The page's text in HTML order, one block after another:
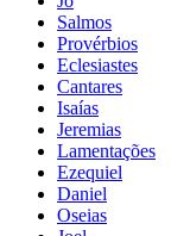
Salmos
Provérbios
Eclesiastes
Cantares
Isaías
Jeremias
Lamentações
Ezequiel
Daniel
Oseias